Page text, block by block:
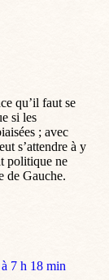
qu’il faut se
si les
; avec
s’attendre à y
politique ne
de Gauche.
7 h 18 min